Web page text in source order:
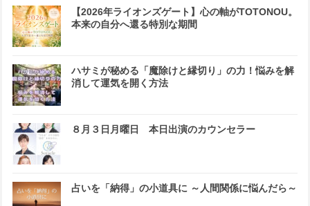
【2026年ライオンズゲート】心の軸がTOTONOU。
本来の自分へ還る特別な期間
ハサミが秘める「魔除けと縁切り」の力！悩みを解
消して運気を開く方法
８月３日月曜日 本日出演のカウンセラー
占いを「納得」の小道具に ～人間関係に悩んだら～